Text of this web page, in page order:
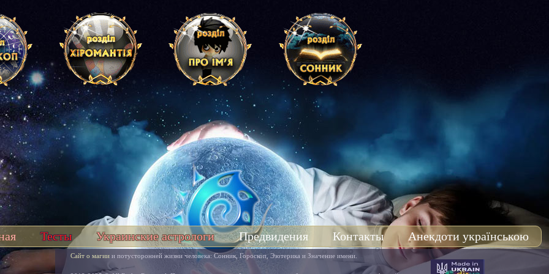
Тесты Украинские астрологи Предвидения Контакты Анекдоти українською
Сайт о магиии потусторонней жизни человека: Сонник, Гороскоп, Эзотерика и Значение имени.